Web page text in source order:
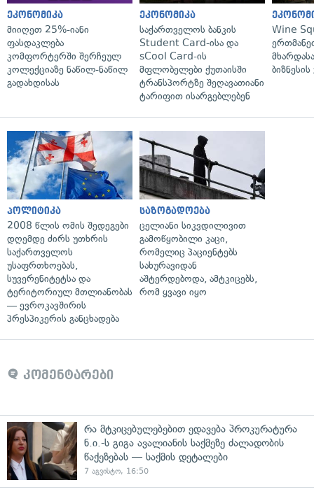
ეკონომიკა
მიიღეთ 25%-იანი
ფასდაკლება
კომფორტერში შერჩეულ
კოლექციაზე ნაწილ-ნაწილ
გადახდისას
ეკონომიკა
საქართველოს ბანკის
Student Card-ისა და
sCool Card-ის
მფლობელები ქუთაისში
ტრანსპორტზე შეღავათიანი
ტარიფით ისარგებლებენ
Wine
პოლიტიკა
2008 წლის ომის შედეგები
დღემდე ძირს უთხრის
საქართველოს
უსაფრთხოებას,
სუვერენიტეტსა და
ტერიტორიულ მთლიანობას
— ევროკავშირის
პრესპიკერის განცხადება
საზოგადოება
ცელიანი სიკვდილივით
გამოწყობილი კაცი,
რომელიც პაციენტებს
სახურავიდან
აშტერდებოდა, ამტკიცებს,
რომ ყვავი იყო
კომენტარები
რა მტკიცებულებებით ედავება პროკურატურა
ნ.ი.-ს გიგა ავალიანის საქმეზე ძალადობის
წაქეზებას — საქმის დეტალები
7 აგვისტო, 16:50